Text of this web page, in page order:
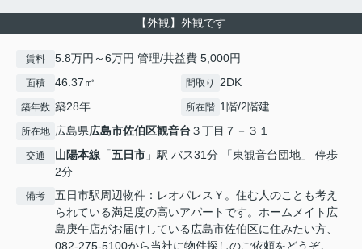
【外観】外観です
賃料 5.8万円～6万円 管理/共益費 5,000円
面積 46.37㎡ 間取り 2DK
築年数 築28年 所在階 1階/2階建
所在地 広島県広島市佐伯区観音台 ３丁目７－３１
交通 山陽本線 「五日市 」駅 バス31分 「東観音台団地」 停歩
2分
備考
五日市駅周辺物件：レオパレスＹ。住む人のことも考え
られている満足度の高いアパートです。ホームメイト広
島庚午店がお届けしている広島市佐伯区に住みたい方、
082-275-5100から当社に物件探しのご依頼をどうぞ。